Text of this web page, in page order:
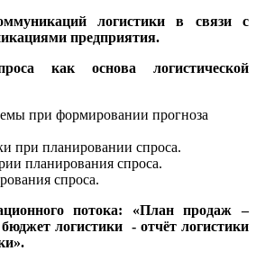
логистики в связи с
предприятия.
как основа логистической
при формировании прогноза
при планировании спроса.
планирования спроса.
спроса.
потока: «План продаж –
логистики - отчёт логистики